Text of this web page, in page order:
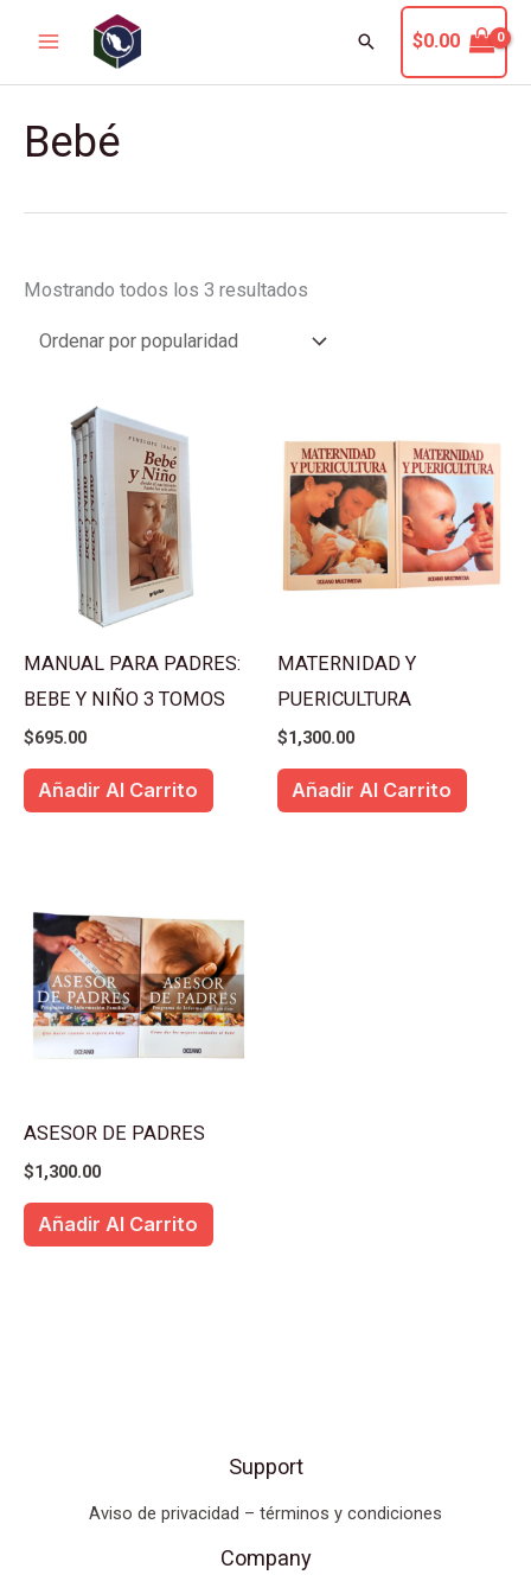
contenido
Buscar
$0.00
Bebé
Mostrando todos los 3 resultados
MANUAL PARA PADRES:
BEBE Y NIÑO 3 TOMOS
$695.00
Añadir Al Carrito
MATERNIDAD Y
PUERICULTURA
$1,300.00
Añadir Al Carrito
ASESOR DE PADRES
$1,300.00
Añadir Al Carrito
Support
Aviso de privacidad – términos y condiciones
Company